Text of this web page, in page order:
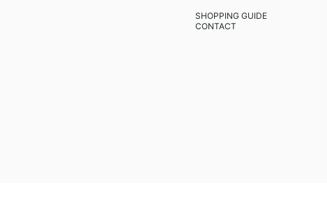
SHOPPING GUIDE
CONTACT